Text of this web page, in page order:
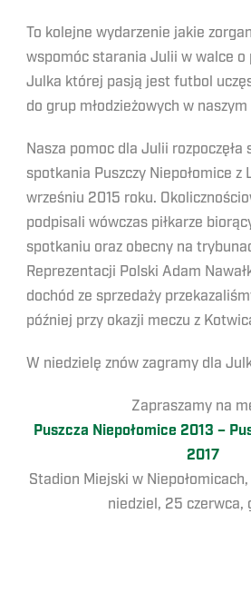
To kolejne wydarzenie jakie
wspomóc starania Julii w walce o
Julka której pasją jest futbol
do grup młodzieżowych w
Nasza pomoc dla Julii rozpoczęła
spotkania Puszczy Niepołomice z
wrześniu 2015 roku.
podpisali wówczas piłkarze
spotkaniu oraz obecny na
Reprezentacji Polski Adam
dochód ze sprzedaży
później przy okazji meczu z
W niedzielę znów zagramy dla
Zapraszamy na
Puszcza Niepołomice 2013 –
2017
Stadion Miejski w
niedziel, 25 czerwca,